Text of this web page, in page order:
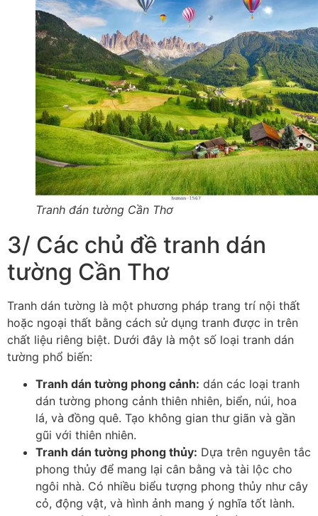
Tranh đán tường Cần Thơ
3/ Các chủ đề tranh dán
tường Cần Thơ
Tranh dán tường là một phương pháp trang trí nội thất
hoặc ngoại thất bằng cách sử dụng tranh được in trên
chất liệu riêng biệt. Dưới đây là một số loại tranh dán
tường phổ biến:
Tranh dán tường phong cảnh: dán các loại tranh
dán tường phong cảnh thiên nhiên, biển, núi, hoa
lá, và đồng quê. Tạo không gian thư giãn và gần
gũi với thiên nhiên.
Tranh dán tường phong thủy: Dựa trên nguyên tắc
phong thủy để mang lại cân bằng và tài lộc cho
ngôi nhà. Có nhiều biểu tượng phong thủy như cây
cỏ, động vật, và hình ảnh mang ý nghĩa tốt lành.